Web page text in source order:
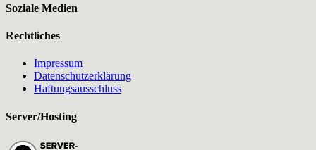
Soziale Medien
Rechtliches
Impressum
Datenschutzerklärung
Haftungsausschluss
Server/Hosting